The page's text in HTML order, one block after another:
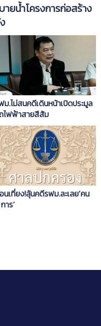
ยน้ำโครงการก่อสร้าง
ม.ไม่สนคดีเดินหน้าเปิดประมูล
ไฟฟ้าสายสีส้ม
นเที่ยง!ลุ้นคดีรฟม.ละเลย’คน
าร’